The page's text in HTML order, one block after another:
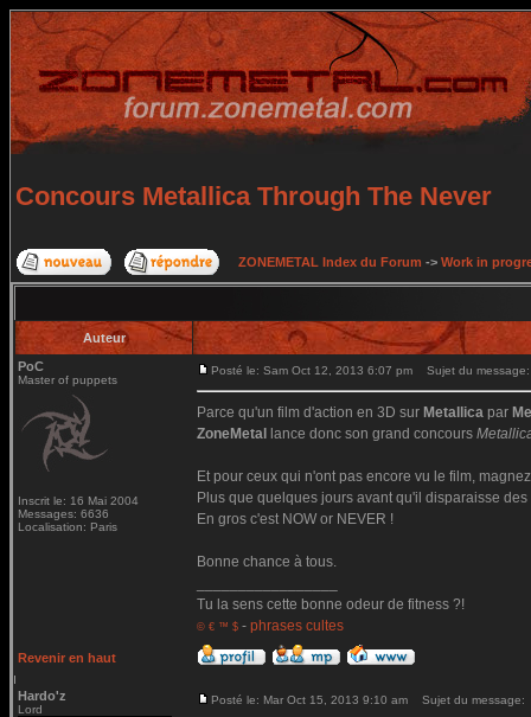
Concours Metallica Through The Never
ZONEMETAL Index du Forum -> Work in
Auteur
PoC
Master of puppets
Inscrit le: 16 Mai 2004
Messages: 6636
Localisation: Paris
Posté le: Sam Oct 12, 2013 6:07 pm Sujet du message:
Parce qu'un film d'action en 3D sur Metallica par
ZoneMetal
lance donc son grand concours
Et pour ceux qui n'ont pas encore vu le film,
Plus que quelques jours avant qu'il disparaisse des
En gros c'est NOW or NEVER !
Bonne chance à tous.
Tu la sens cette bonne odeur de fitness ?!
© € ™ $ - phrases cultes
Revenir en haut
Hardo'z
Lord
Posté le: Mar Oct 15, 2013 9:10 am Sujet du message: